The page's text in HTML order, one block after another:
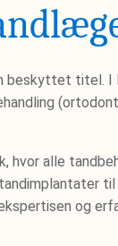
titel. I
hvor alle
og